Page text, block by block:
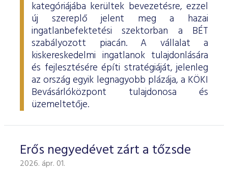
kategóriájába kerültek bevezetésre, ezzel
új szereplő jelent meg a hazai
ingatlanbefektetési szektorban a BÉT
szabályozott piacán. A vállalat a
kiskereskedelmi ingatlanok tulajdonlására
és fejlesztésére építi stratégiáját, jelenleg
az ország egyik legnagyobb plázája, a KÖKI
Bevásárlóközpont tulajdonosa és
üzemeltetője.
Erős negyedévet zárt a tőzsde
2026. ápr. 01.